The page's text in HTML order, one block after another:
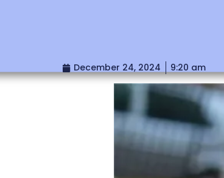
December 24, 2024 9:20 am